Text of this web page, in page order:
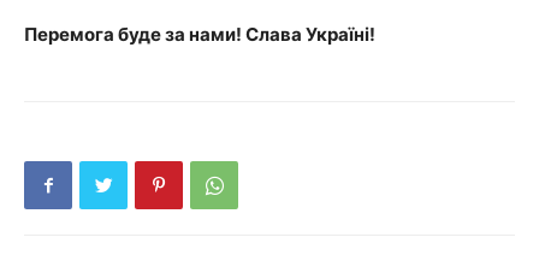
Перемога буде за нами! Слава Україні!